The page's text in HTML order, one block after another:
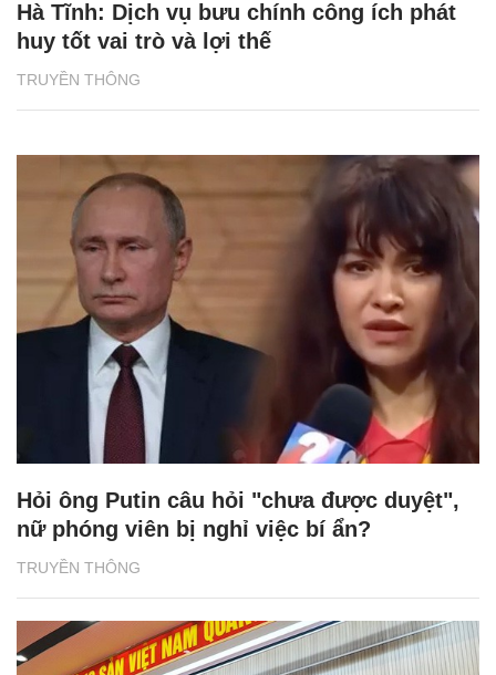
TRUYỀN THÔNG
Hà Tĩnh: Dịch vụ bưu chính công ích phát
huy tốt vai trò và lợi thế
TRUYỀN THÔNG
Hỏi ông Putin câu hỏi "chưa được duyệt",
nữ phóng viên bị nghỉ việc bí ẩn?